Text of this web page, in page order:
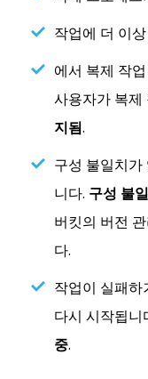
작업에 더 이
에서 복제 작
사용자가 복제
지됨.
구성 불일치가
니다. 구성 불
버킷의 버전
다.
작업이 실패
다시 시작됩니
중.